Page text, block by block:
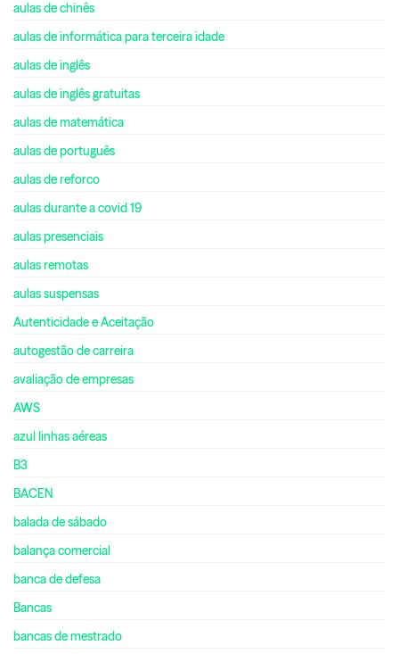
aulas de chinês
aulas de informática para terceira idade
aulas de inglês
aulas de inglês gratuitas
aulas de matemática
aulas de português
aulas de reforco
aulas durante a covid 19
aulas presenciais
aulas remotas
aulas suspensas
Autenticidade e Aceitação
autogestão de carreira
avaliação de empresas
AWS
azul linhas aéreas
B3
BACEN
balada de sábado
balança comercial
banca de defesa
Bancas
bancas de mestrado